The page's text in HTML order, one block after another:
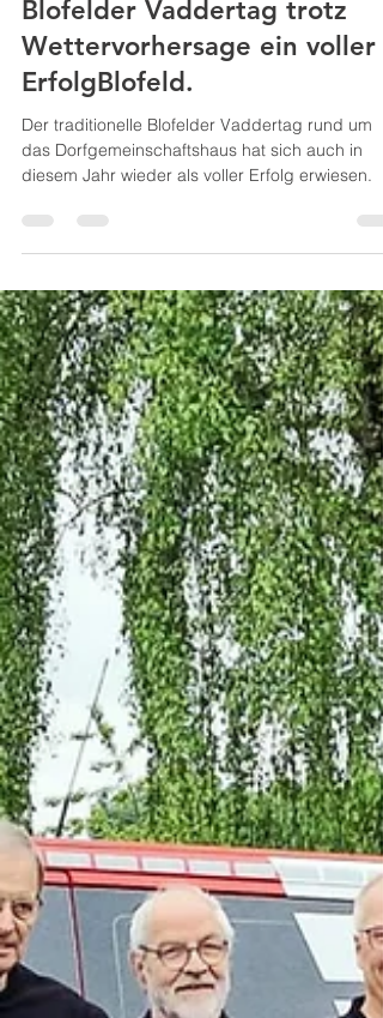
26. Mai
Blofelder Vaddertag trotz
Wettervorhersage ein voller
ErfolgBlofeld.
Der traditionelle Blofelder Vaddertag rund um
diesem Jahr wieder als voller Erfolg erwiesen.